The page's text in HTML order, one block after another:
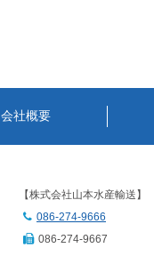
会社概要
【株式会社山本水産輸送】
086-274-9666
086-274-9667